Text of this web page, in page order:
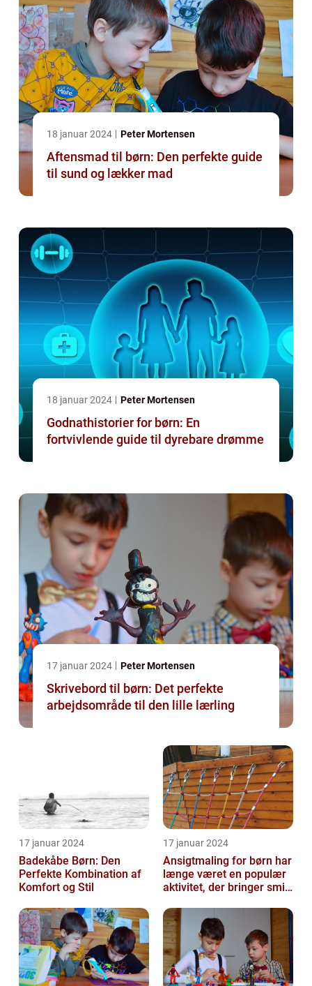
18 januar 2024 Peter Mortensen
Aftensmad til børn: Den perfekte guide
til sund og lækker mad
18 januar 2024 Peter Mortensen
Godnathistorier for børn: En
fortvivlende guide til dyrebare drømme
17 januar 2024 Peter Mortensen
Skrivebord til børn: Det perfekte
arbejdsområde til den lille lærling
17 januar 2024
Badekåbe Børn: Den
Perfekte Kombination af
Komfort og Stil
17 januar 2024
Ansigtmaling for børn har
længe været en populær
aktivitet, der bringer smil